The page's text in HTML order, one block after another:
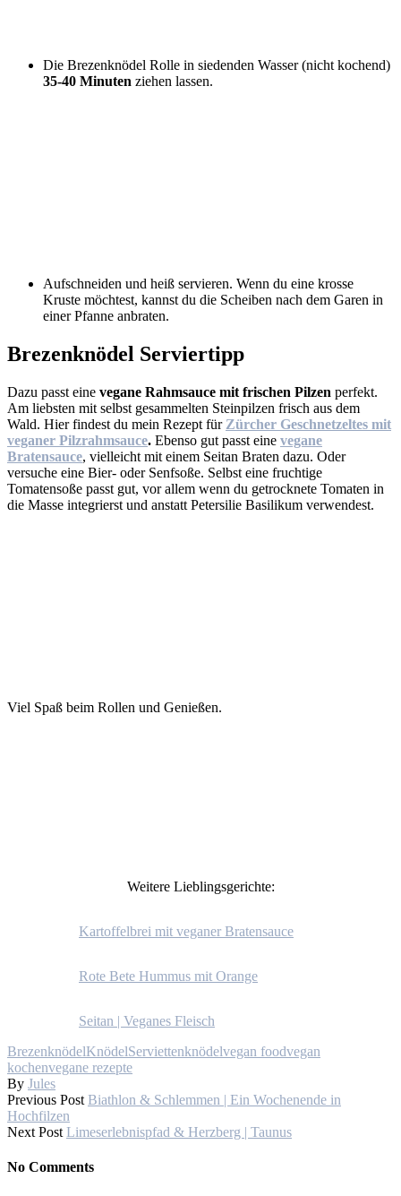
Die Brezenknödel Rolle in siedenden Wasser (nicht kochend)
35-40 Minuten ziehen lassen.
Aufschneiden und heiß servieren. Wenn du eine krosse
Kruste möchtest, kannst du die Scheiben nach dem Garen in
einer Pfanne anbraten.
Brezenknödel Serviertipp
Dazu passt eine vegane Rahmsauce mit frischen Pilzen perfekt.
Am liebsten mit selbst gesammelten Steinpilzen frisch aus dem
Wald. Hier findest du mein Rezept für Zürcher Geschnetzeltes mit
veganer Pilzrahmsauce. Ebenso gut passt eine vegane
Bratensauce, vielleicht mit einem Seitan Braten dazu. Oder
versuche eine Bier- oder Senfsoße. Selbst eine fruchtige
Tomatensoße passt gut, vor allem wenn du getrocknete Tomaten in
die Masse integrierst und anstatt Petersilie Basilikum verwendest.
Viel Spaß beim Rollen und Genießen.
Weitere Lieblingsgerichte:
Kartoffelbrei mit veganer Bratensauce
Rote Bete Hummus mit Orange
Seitan | Veganes Fleisch
BrezenknödelKnödelServiettenknödelvegan foodvegan
kochenvegane rezepte
By Jules
Previous Post Biathlon & Schlemmen | Ein Wochenende in
Hochfilzen
Next Post Limeserlebnispfad & Herzberg | Taunus
No Comments